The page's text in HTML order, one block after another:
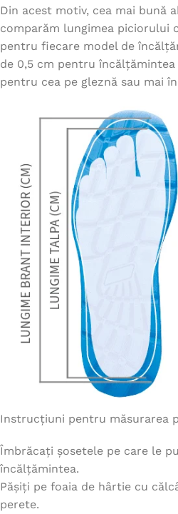
Din acest motiv, cea mai bună
comparăm lungimea piciorului
pentru fiecare model de
de 0,5 cm pentru încălțămintea
pentru cea pe gleznă sau mai
Instrucțiuni pentru măsurarea
Îmbrăcați șosetele pe care le
încălțămintea.
Pășiți pe foaia de hârtie cu
perete.